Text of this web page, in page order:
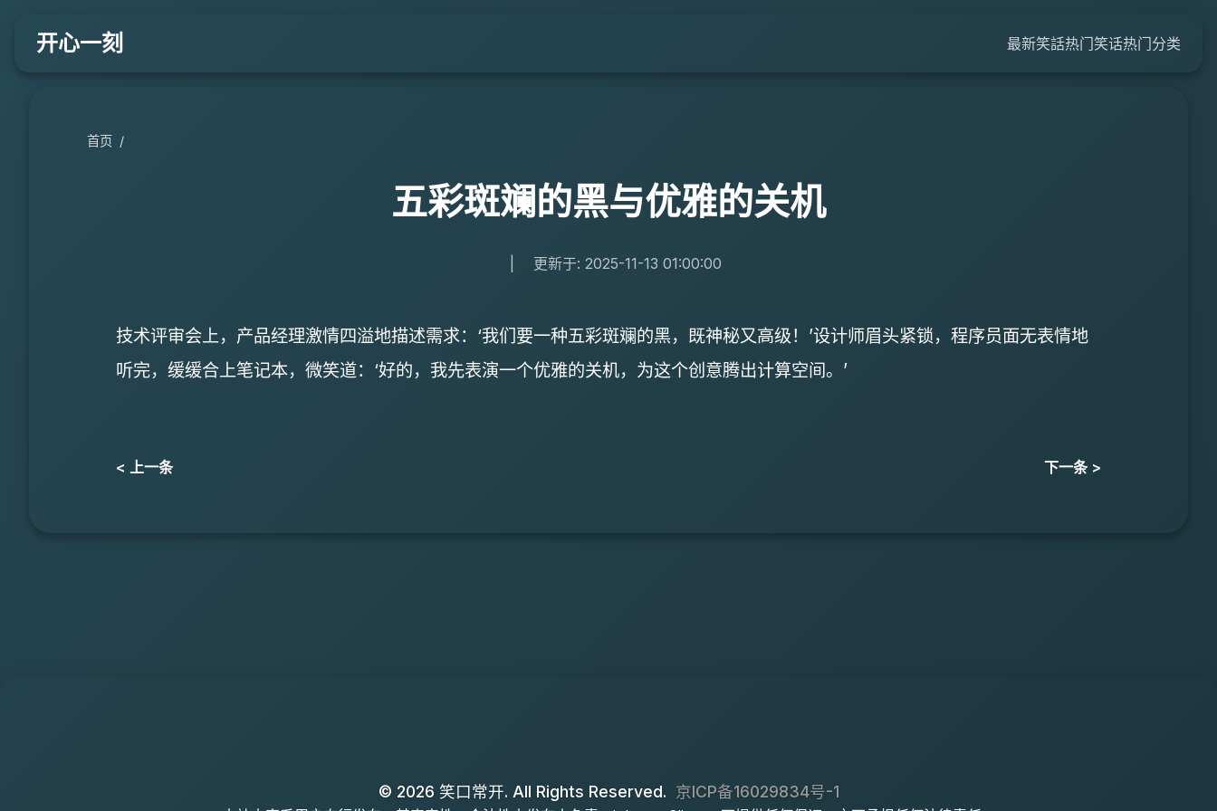
开心一刻 最新笑話热门笑话热门分类
首页 /
五彩斑斓的黑与优雅的关机
更新于: 2025-11-13 01:00:00
技术评审会上，产品经理激情四溢地描述需求：‘我们要一种五彩斑斓的黑，既神秘又高级！’设计师眉头紧锁，程序员面无表情地
听完，缓缓合上笔记本，微笑道：‘好的，我先表演一个优雅的关机，为这个创意腾出计算空间。’
< 上一条 下一条 >
© 2026 笑口常开. All Rights Reserved. 京ICP备16029834号-1